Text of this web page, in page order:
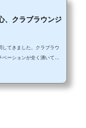
、クラブラウンジ
してきました。クラブラウ
ベーションが全く湧いてこ
クス ルームを押させるこ